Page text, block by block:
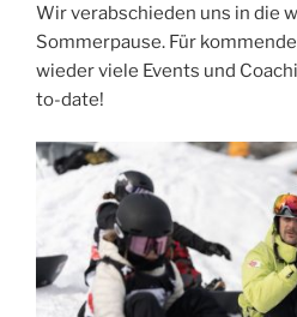
Wir verabschieden uns in die
Sommerpause. Für
wieder viele Events und
to-date!